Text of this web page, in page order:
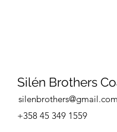
Silén Brothers
silenbrothers@gmail.com
+358 45 349 1559